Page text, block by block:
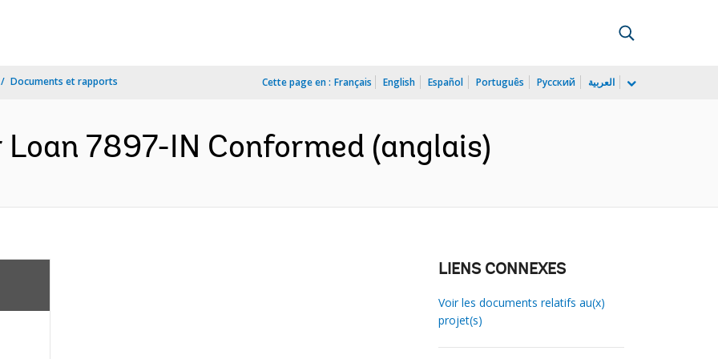
Documents et rapports Cette page en : Français English Español Português Русский العربية
7897-IN Conformed (anglais)
LIENS CONNEXES
Voir les documents relatifs au(x)
projet(s)